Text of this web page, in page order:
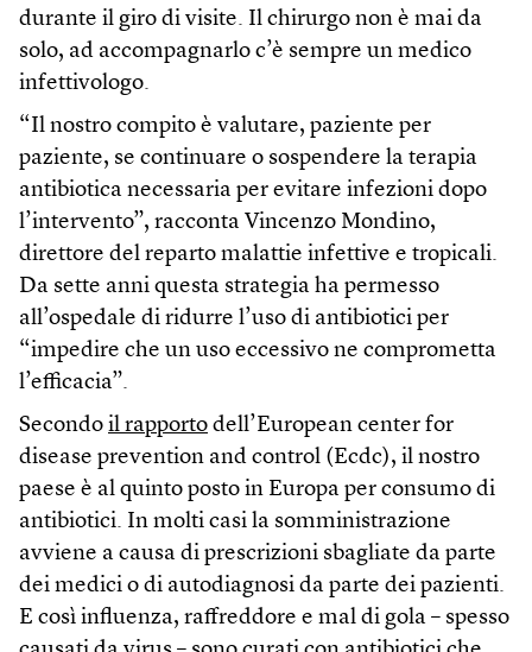
durante il giro di visite. Il chirurgo non è mai da
solo, ad accompagnarlo c’è sempre un medico
infettivologo.
“Il nostro compito è valutare, paziente per
paziente, se continuare o sospendere la terapia
antibiotica necessaria per evitare infezioni dopo
l’intervento”, racconta Vincenzo Mondino,
direttore del reparto malattie infettive e tropicali.
Da sette anni questa strategia ha permesso
all’ospedale di ridurre l’uso di antibiotici per
“impedire che un uso eccessivo ne comprometta
l’efficacia”.
Secondo il rapporto dell’European center for
disease prevention and control (Ecdc), il nostro
paese è al quinto posto in Europa per consumo di
antibiotici. In molti casi la somministrazione
avviene a causa di prescrizioni sbagliate da parte
dei medici o di autodiagnosi da parte dei pazienti.
E così influenza, raffreddore e mal di gola – spesso